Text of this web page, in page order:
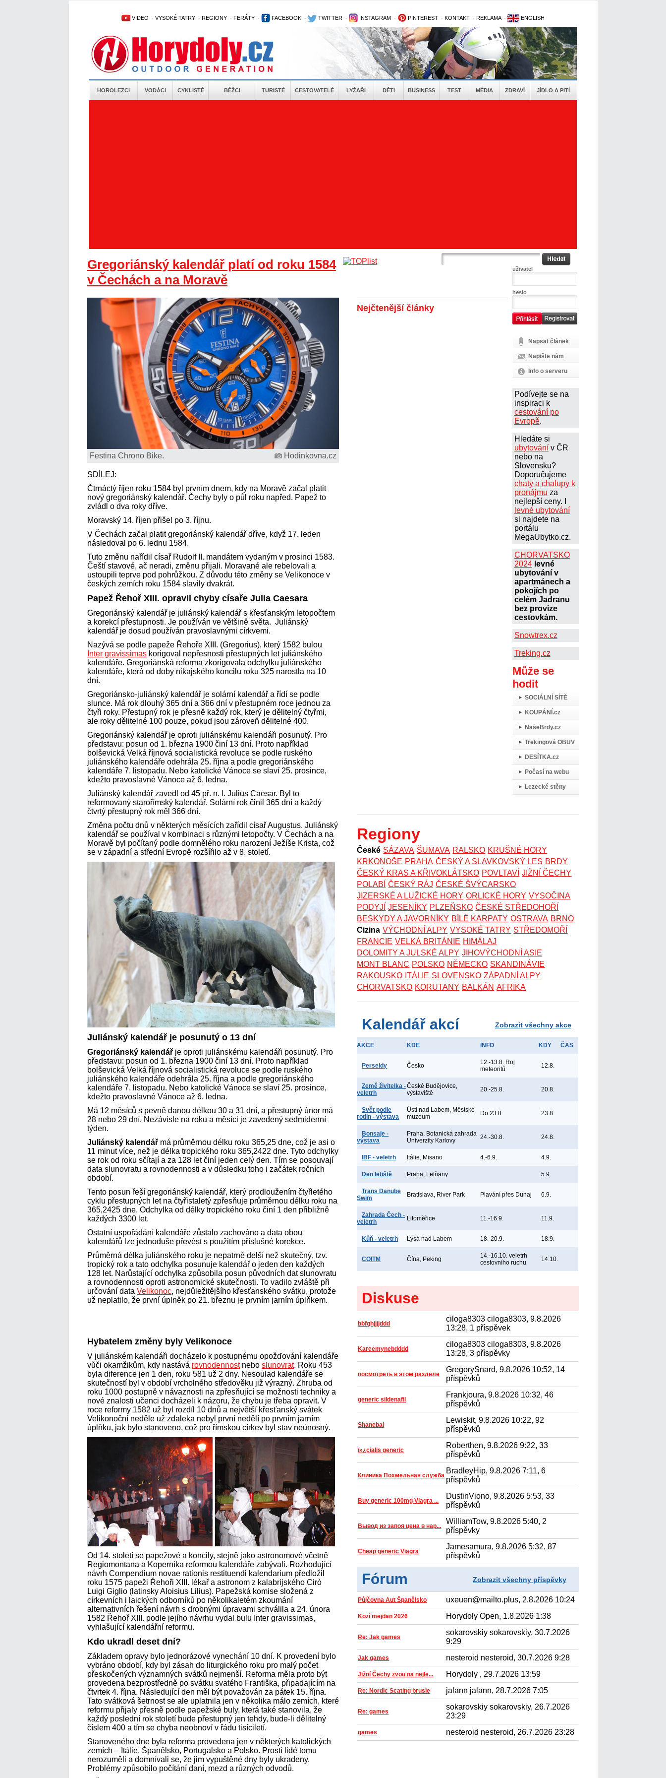
VIDEO - VYSOKÉ TATRY - REGIONY - FERÁTY - FACEBOOK - TWITTER - INSTAGRAM - PINTEREST - KONTAKT - REKLAMA - ENGLISH
HOROLEZCI VODÁCI CYKLISTÉ BĚŽCI TURISTÉ CESTOVATELÉ LYŽAŘI DĚTI BUSINESS TEST MÉDIA ZDRAVÍ JÍDLO A PITÍ
Gregoriánský kalendář platí od roku 1584
v Čechách a na Moravě
Festina Chrono Bike. Hodinkovna.cz
SDÍLEJ:
Čtrnáctý říjen roku 1584 byl prvním dnem, kdy na Moravě začal platit
nový gregoriánský kalendář. Čechy byly o půl roku napřed. Papež to
zvládl o dva roky dříve.
Moravský 14. říjen přišel po 3. říjnu.
V Čechách začal platit gregoriánský kalendář dříve, když 17. leden
následoval po 6. lednu 1584.
Tuto změnu nařídil císař Rudolf II. mandátem vydaným v prosinci 1583.
Čeští stavové, ač neradi, změnu přijali. Moravané ale rebelovali a
ustoupili teprve pod pohrůžkou. Z důvodu této změny se Velikonoce v
českých zemích roku 1584 slavily dvakrát.
Papež Řehoř XIII. opravil chyby císaře Julia Caesara
Gregoriánský kalendář je juliánský kalendář s křesťanským letopočtem
a korekcí přestupnosti. Je používán ve většině světa. Juliánský
kalendář je dosud používán pravoslavnými církvemi.
Nazývá se podle papeže Řehoře XIII. (Gregorius), který 1582 bulou
Inter gravissimas korigoval nepřesnosti přestupných let juliánského
kalendáře. Gregoriánská reforma zkorigovala odchylku juliánského
kalendáře, která od doby nikajského koncilu roku 325 narostla na 10
dní.
Gregoriánsko-juliánský kalendář je solární kalendář a řídí se podle
slunce. Má rok dlouhý 365 dní a 366 dní v přestupném roce jednou za
čtyři roky. Přestupný rok je přesně každý rok, který je dělitelný čtyřmi,
ale roky dělitelné 100 pouze, pokud jsou zároveň dělitelné 400.
Gregoriánský kalendář je oproti juliánskému kalendáři posunutý. Pro
představu: posun od 1. března 1900 činí 13 dní. Proto například
bolševická Velká říjnová socialistická revoluce se podle ruského
juliánského kalendáře odehrála 25. října a podle gregoriánského
kalendáře 7. listopadu. Nebo katolické Vánoce se slaví 25. prosince,
kdežto pravoslavné Vánoce až 6. ledna.
Juliánský kalendář zavedl od 45 př. n. l. Julius Caesar. Byl to
reformovaný starořímský kalendář. Solární rok činil 365 dní a každý
čtvrtý přestupný rok měl 366 dní.
Změna počtu dnů v některých měsících zařídil císař Augustus. Juliánský
kalendář se používal v kombinaci s různými letopočty. V Čechách a na
Moravě byl počítaný podle domnělého roku narození Ježíše Krista, což
se v západní a střední Evropě rozšířilo až v 8. století.
Juliánský kalendář je posunutý o 13 dní
Gregoriánský kalendář je oproti juliánskému kalendáři posunutý. Pro
představu: posun od 1. března 1900 činí 13 dní. Proto například
bolševická Velká říjnová socialistická revoluce se podle ruského
juliánského kalendáře odehrála 25. října a podle gregoriánského
kalendáře 7. listopadu. Nebo katolické Vánoce se slaví 25. prosince,
kdežto pravoslavné Vánoce až 6. ledna.
Má 12 měsíců s pevně danou délkou 30 a 31 dní, a přestupný únor má
28 nebo 29 dní. Nezávisle na roku a měsíci je zavedený sedmidenní
týden.
Juliánský kalendář má průměrnou délku roku 365,25 dne, což je asi o
11 minut více, než je délka tropického roku 365,2422 dne. Tyto odchylky
se rok od roku sčítají a za 128 let činí jeden celý den. Tím se posouvají
data slunovratu a rovnodennosti a v důsledku toho i začátek ročních
období.
Tento posun řeší gregoriánský kalendář, který prodloužením čtyřletého
cyklu přestupných let na čtyřistaletý zpřesňuje průměrnou délku roku na
365,2425 dne. Odchylka od délky tropického roku činí 1 den přibližně
každých 3300 let.
Ostatní uspořádání kalendáře zůstalo zachováno a data obou
kalendářů lze jednoduše převést s použitím příslušné korekce.
Průměrná délka juliánského roku je nepatrně delší než skutečný, tzv.
tropický rok a tato odchylka posunuje kalendář o jeden den každých
128 let. Narůstající odchylka způsobila posun původních dat slunovratu
a rovnodennosti oproti astronomické skutečnosti. To vadilo zvláště při
určování data Velikonoc, nejdůležitějšího křesťanského svátku, protože
už neplatilo, že první úplněk po 21. březnu je prvním jarním úplňkem.
Hybatelem změny byly Velikonoce
V juliánském kalendáři docházelo k postupnému opožďování kalendáře
vůči okamžikům, kdy nastává rovnodennostnebo slunovrat. Roku 453
byla diference jen 1 den, roku 581 už 2 dny. Nesoulad kalendáře se
skutečností byl v období vrcholného středověku již výrazný. Zhruba od
roku 1000 postupně v návaznosti na zpřesňující se možnosti techniky a
nové znalosti učenci docházeli k názoru, že chybu je třeba opravit. V
roce reformy 1582 už byl rozdíl 10 dnů a největší křesťanský svátek
Velikonoční neděle už zdaleka nebyl první nedělí po prvním jarním
úplňku, jak bylo stanoveno, což pro římskou církev byl stav neúnosný.
Od 14. století se papežové a koncily, stejně jako astronomové včetně
Regiomontana a Koperníka reformou kalendáře zabývali. Rozhodující
návrh Compendium novae rationis restituendi kalendarium předložil
roku 1575 papeži Řehoři XIII. lékař a astronom z kalabrijského Cirò
Luigi Giglio (latinsky Aloisius Lilius). Papežská komise složená z
církevních i laických odborníků po několikaletém zkoumání
alternativních řešení návrh s drobnými úpravami schválila a 24. února
1582 Řehoř XIII. podle jejího návrhu vydal bulu Inter gravissimas,
vyhlašující kalendářní reformu.
Kdo ukradl deset dní?
Základem opravy bylo jednorázové vynechání 10 dní. K provedení bylo
vybráno období, kdy byl zásah do liturgického roku pro malý počet
přeskočených významných svátků nejmenší. Reforma měla proto být
provedena bezprostředně po svátku svatého Františka, připadajícím na
čtvrtek 4. října. Následující den měl být považován za pátek 15. října.
Tato svátková šetrnost se ale uplatnila jen v několika málo zemích, které
reformu přijaly přesně podle papežské buly, která také stanovila, že
každý poslední rok století bude přestupný jen tehdy, bude-li dělitelný
číslem 400 a tím se chyba neobnoví v řádu tisíciletí.
Stanoveného dne byla reforma provedena jen v některých katolických
zemích – Itálie, Španělsko, Portugalsko a Polsko. Prostí lidé tomu
nerozuměli a domnívali se, že jim vypuštěné dny byly ukradeny.
Problémy způsobilo počítání daní, mezd a různých odvodů.
uživatel
heslo
Napsat článek
Napište nám
Info o serveru
Podívejte se na
inspiraci k
cestování po
Evropě.
Hledáte si
ubytovánív ČR
nebo na
Slovensku?
Doporučujeme
chaty a chalupy k
pronájmu za
nejlepší ceny. I
levné ubytování
si najdete na
portálu
MegaUbytko.cz.
CHORVATSKO
2024 levné
ubytování v
apartmánech a
pokojích po
celém Jadranu
bez provize
cestovkám.
Snowtrex.cz
Treking.cz
Může se
hodit
SOCIÁLNÍ SÍTĚ
KOUPÁNÍ.cz
NašeBrdy.cz
Trekingová OBUV
DESÍTKA.cz
Počasí na webu
Lezecké stěny
Nejčtenější články
Regiony
České SÁZAVA ŠUMAVA RALSKO KRUŠNÉ HORY
KRKONOŠE PRAHA ČESKÝ A SLAVKOVSKÝ LES BRDY
ČESKÝ KRAS A KŘIVOKLÁTSKO POVLTAVÍ JIŽNÍ ČECHY
POLABÍ
ČESKÝ RÁJ ČESKÉ ŠVÝCARSKO
JIZERSKÉ A LUŽICKÉ HORY ORLICKÉ HORY VYSOČINA
PODYJÍ
JESENÍKY PLZEŇSKO ČESKÉ STŘEDOHOŘÍ
BESKYDY A JAVORNÍKY BÍLÉ KARPATY OSTRAVA BRNO
Cizina VÝCHODNÍ ALPY VYSOKÉ TATRY STŘEDOMOŘÍ
FRANCIE VELKÁ BRITÁNIE HIMÁLAJ
DOLOMITY A JULSKÉ ALPY JIHOVÝCHODNÍ ASIE
MONT BLANC POLSKO NĚMECKO SKANDINÁVIE
RAKOUSKO ITÁLIE SLOVENSKO ZÁPADNÍ ALPY
CHORVATSKO KORUTANY BALKÁN AFRIKA
Kalendář akcí Zobrazit všechny akce
AKCE KDE INFO KDY ČAS
Perseidy Česko
12.-13.8. Roj
meteoritů
12.8.
Země živitelka -
veletrh
České Budějovice,
výstaviště
20.-25.8. 20.8.
Svět podle
rotlin - výstava
Ústí nad Labem, Městské
muzeum
Do 23.8. 23.8.
Bonsaje -
výstava
Praha, Botanická zahrada
Univerzity Karlovy
24.-30.8. 24.8.
IBF - veletrh Itálie, Misano 4.-6.9. 4.9.
Den letiště Praha, Letňany 5.9.
Trans Danube
Swim
Bratislava, River Park Plavání přes Dunaj 6.9.
Zahrada Čech -
veletrh
Litoměřice 11.-16.9. 11.9.
Kůň - veletrh Lysá nad Labem 18.-20.9. 18.9.
COITM Čína, Peking
14.-16.10. veletrh
cestovního ruchu
14.10.
Diskuse
bbfghjjjjddd
ciloga8303 ciloga8303, 9.8.2026
13:28, 1 příspěvek
Kareemynebdddd
ciloga8303 ciloga8303, 9.8.2026
13:28, 3 příspěvky
посмотреть в этом разделе
GregorySnard, 9.8.2026 10:52, 14
příspěvků
generic sildenafil
Frankjoura, 9.8.2026 10:32, 46
příspěvků
Shanebal
Lewiskit, 9.8.2026 10:22, 92
příspěvků
ï»¿cialis generic
Roberthen, 9.8.2026 9:22, 33
příspěvků
Клиника Похмельная служба
BradleyHip, 9.8.2026 7:11, 6
příspěvků
Buy generic 100mg Viagra ...
DustinViono, 9.8.2026 5:53, 33
příspěvků
Вывод из запоя цена в нар...
WilliamTow, 9.8.2026 5:40, 2
příspěvky
Cheap generic Viagra
Jamesamura, 9.8.2026 5:32, 87
příspěvků
Fórum Zobrazit všechny příspěvky
Půjčovna Aut Španělsko uxeuen@mailto.plus, 2.8.2026 10:24
Kozí mejdan 2026 Horydoly Open, 1.8.2026 1:38
Re: Jak games
sokarovskiy sokarovskiy, 30.7.2026
9:29
Jak games nesteroid nesteroid, 30.7.2026 9:28
Jižní Čechy zvou na nejle... Horydoly , 29.7.2026 13:59
Re: Nordic Scating brusle jalann jalann, 28.7.2026 7:05
Re: games
sokarovskiy sokarovskiy, 26.7.2026
23:29
games nesteroid nesteroid, 26.7.2026 23:28